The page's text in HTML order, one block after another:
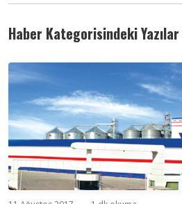
Haber Kategorisindeki Yazılar